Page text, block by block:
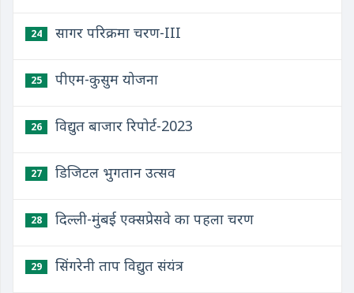
24 सागर परिक्रमा चरण-III
25 पीएम-कुसुम योजना
26 विद्युत बाजार रिपोर्ट-2023
27 डिजिटल भुगतान उत्सव
28 दिल्ली-मुंबई एक्सप्रेसवे का पहला चरण
29 सिंगरेनी ताप विद्युत संयंत्र